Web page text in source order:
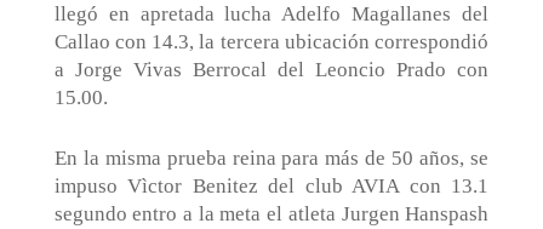
llegó en apretada lucha Adelfo Magallanes del
Callao con 14.3, la tercera ubicación correspondió
a Jorge Vivas Berrocal del Leoncio Prado con
15.00.
En la misma prueba reina para más de 50 años, se
impuso Vìctor Benitez del club AVIA con 13.1
segundo entro a la meta el atleta Jurgen Hanspash